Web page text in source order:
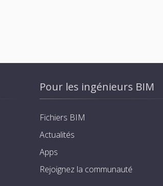
Pour les ingénieurs BIM
Fichiers BIM
Actualités
Apps
Rejoignez la communauté